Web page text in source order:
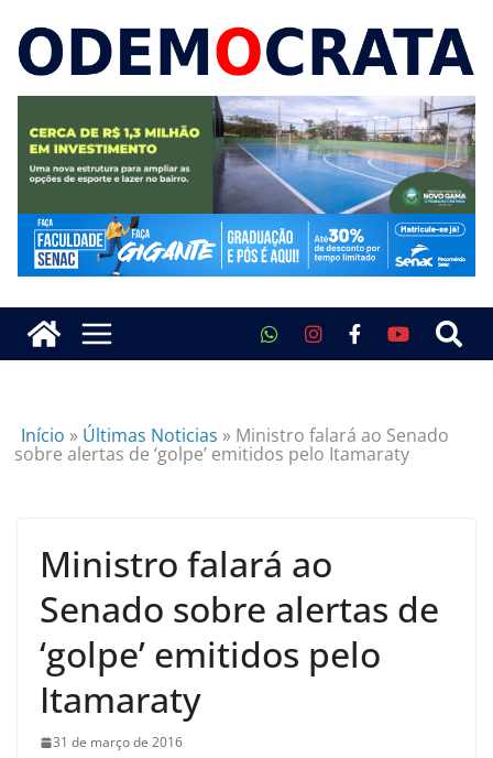
Início » Últimas Noticias » Ministro falará ao Senado
sobre alertas de ‘golpe’ emitidos pelo Itamaraty
Ministro falará ao
Senado sobre alertas de
‘golpe’ emitidos pelo
Itamaraty
31 de março de 2016